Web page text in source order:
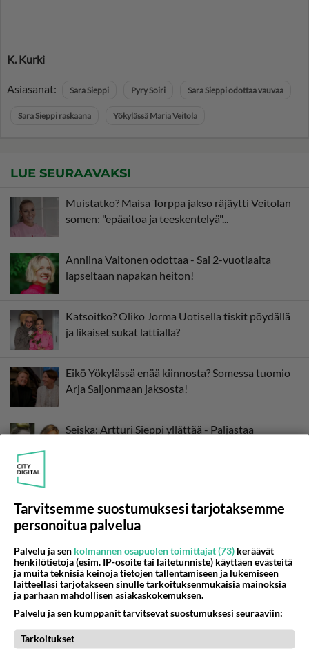
K. Kurki
Asiasanat: Sara Sieppi Pyry Soiri Sara Sieppi odottaa vauvaa
Sara Sieppi raskaana Yökylässä Maria Veitola
LUE SEURAAVAKSI
Muistatko? Maisa Torppa jakso räjäytti Veitolan
somen: "epäaitoa ja teeskentelyä"...
Anniina Valtonen odottaa - Sai 2-vuotiaalta
lapseltaan napakan heiton!
Katsoitko? Oliko Jorma Uotisella tiskit pöydällä
ja likaiset sukat lattialla?
Eikö Yökylässä enää kiinnosta? Somessa tuomio
Arja Saijonmaan jaksosta!
Seiska: Artturi Sieppi yllättää - Paljastaa
rakas - Katso kuvat intiimistä hetkestä!
Tarvitsemme suostumuksesi tarjotaksemme
personoitua palvelua
Palvelu ja sen kolmannen osapuolen toimittajat (73) keräävät
henkilötietoja (esim. IP-osoite tai laitetunniste) käyttäen evästeitä
ja muita teknisiä keinoja tietojen tallentamiseen ja lukemiseen
laitteellasi tarjotakseen sinulle tarkoituksenmukaisia mainoksia
ja parhaan mahdollisen asiakaskokemuksen.
Palvelu ja sen kumppanit tarvitsevat suostumuksesi seuraaviin:
Tarkoitukset